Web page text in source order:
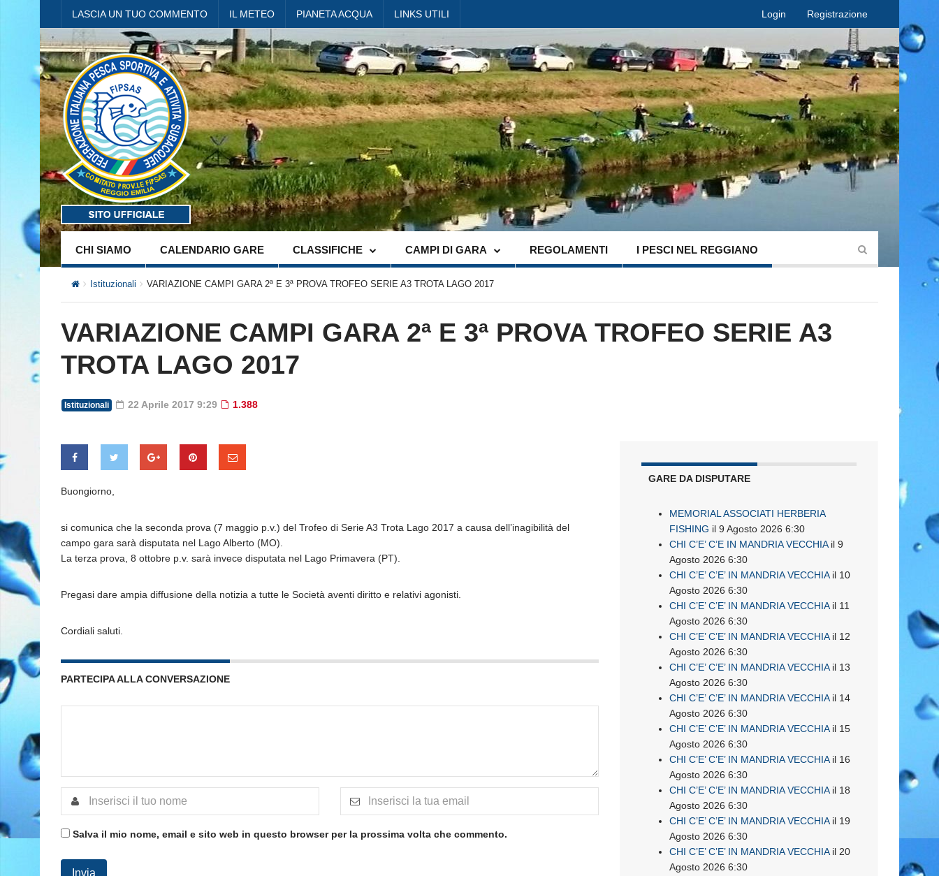
LASCIA UN TUO COMMENTO IL METEO PIANETA ACQUA LINKS UTILI Login Registrazione
CHI SIAMO CALENDARIO GARE CLASSIFICHE CAMPI DI GARA REGOLAMENTI I PESCI NEL REGGIANO
Istituzionali VARIAZIONE CAMPI GARA 2ª E 3ª PROVA TROFEO SERIE A3 TROTA LAGO 2017
VARIAZIONE CAMPI GARA 2ª E 3ª PROVA TROFEO SERIE A3
TROTA LAGO 2017
Istituzionali 22 Aprile 2017 9:29 1.388
Buongiorno,
si comunica che la seconda prova (7 maggio p.v.) del Trofeo di Serie A3 Trota Lago 2017 a causa dell’inagibilità del
campo gara sarà disputata nel Lago Alberto (MO).
La terza prova, 8 ottobre p.v. sarà invece disputata nel Lago Primavera (PT).
Pregasi dare ampia diffusione della notizia a tutte le Società aventi diritto e relativi agonisti.
Cordiali saluti.
PARTECIPA ALLA CONVERSAZIONE
Salva il mio nome, email e sito web in questo browser per la prossima volta che commento.
GARE DA DISPUTARE
MEMORIAL ASSOCIATI HERBERIA
FISHING il 9 Agosto 2026 6:30
CHI C’E’ C’E IN MANDRIA VECCHIAil 9
Agosto 2026 6:30
CHI C’E’ C’E’ IN MANDRIA VECCHIAil 10
Agosto 2026 6:30
CHI C’E’ C’E’ IN MANDRIA VECCHIAil 11
Agosto 2026 6:30
CHI C’E’ C’E’ IN MANDRIA VECCHIAil 12
Agosto 2026 6:30
CHI C’E’ C’E’ IN MANDRIA VECCHIAil 13
Agosto 2026 6:30
CHI C’E’ C’E’ IN MANDRIA VECCHIAil 14
Agosto 2026 6:30
CHI C’E’ C’E’ IN MANDRIA VECCHIAil 15
Agosto 2026 6:30
CHI C’E’ C’E’ IN MANDRIA VECCHIAil 16
Agosto 2026 6:30
CHI C’E’ C’E’ IN MANDRIA VECCHIAil 18
Agosto 2026 6:30
CHI C’E’ C’E’ IN MANDRIA VECCHIAil 19
Agosto 2026 6:30
CHI C’E’ C’E’ IN MANDRIA VECCHIAil 20
Agosto 2026 6:30